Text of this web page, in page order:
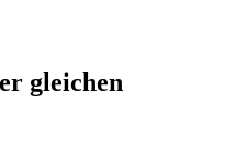
gleichen